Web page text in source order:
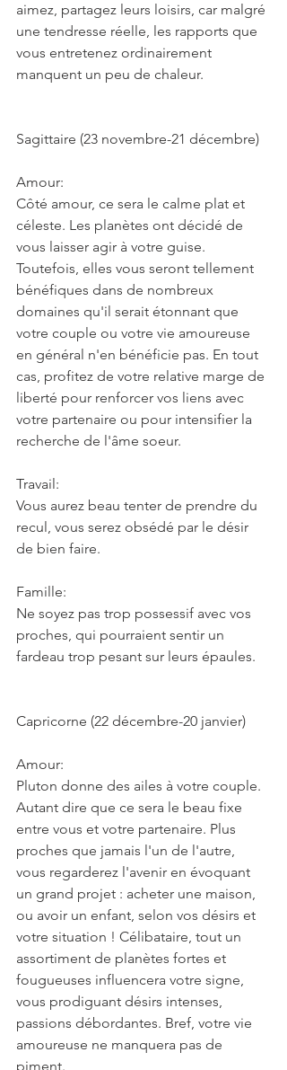
aimez, partagez leurs loisirs, car malgré
une tendresse réelle, les rapports que
vous entretenez ordinairement
manquent un peu de chaleur.
Sagittaire (23 novembre-21 décembre)
Amour:
Côté amour, ce sera le calme plat et
céleste. Les planètes ont décidé de
vous laisser agir à votre guise.
Toutefois, elles vous seront tellement
bénéfiques dans de nombreux
domaines qu'il serait étonnant que
votre couple ou votre vie amoureuse
en général n'en bénéficie pas. En tout
cas, profitez de votre relative marge de
liberté pour renforcer vos liens avec
votre partenaire ou pour intensifier la
recherche de l'âme soeur.
Travail:
Vous aurez beau tenter de prendre du
recul, vous serez obsédé par le désir
de bien faire.
Famille:
Ne soyez pas trop possessif avec vos
proches, qui pourraient sentir un
fardeau trop pesant sur leurs épaules.
Capricorne (22 décembre-20 janvier)
Amour:
Pluton donne des ailes à votre couple.
Autant dire que ce sera le beau fixe
entre vous et votre partenaire. Plus
proches que jamais l'un de l'autre,
vous regarderez l'avenir en évoquant
un grand projet : acheter une maison,
ou avoir un enfant, selon vos désirs et
votre situation ! Célibataire, tout un
assortiment de planètes fortes et
fougueuses influencera votre signe,
vous prodiguant désirs intenses,
passions débordantes. Bref, votre vie
amoureuse ne manquera pas de
piment.